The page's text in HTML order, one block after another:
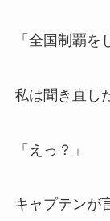
「全国制覇を
私は聞き直し
「えっ？」
キャプテンが